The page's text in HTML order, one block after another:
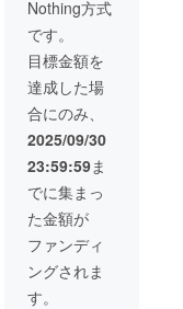
や、クーポ
ン券などお
配りしてい
ます。
支援頂いた
商品の不具
合なども
LINEから
メッセージ
を頂けたら
対応も早い
です。
→10%
（通常
使用に
関して
の故障
につ
き）
35,024
円
Nothing方式
です。
目標金額を
達成した場
合にのみ、
2025/09/30
23:59:59ま
でに集まっ
た金額が
ファンディ
ングされま
す。